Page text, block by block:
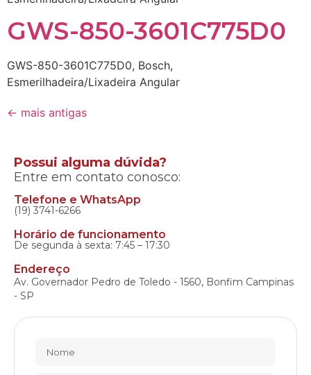
GWS-850-3601C775D0
GWS-850-3601C775D0, Bosch,
Esmerilhadeira/Lixadeira Angular
← mais antigas
Possui alguma dúvida?
Entre em contato conosco:
Telefone e WhatsApp
(19) 3741-6266
Horário de funcionamento
De segunda à sexta: 7:45 – 17:30
Endereço
Av. Governador Pedro de Toledo - 1560, Bonfim Campinas
- SP